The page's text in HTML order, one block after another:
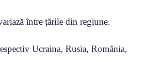
între țările din regiune.
Ucraina, Rusia, România,